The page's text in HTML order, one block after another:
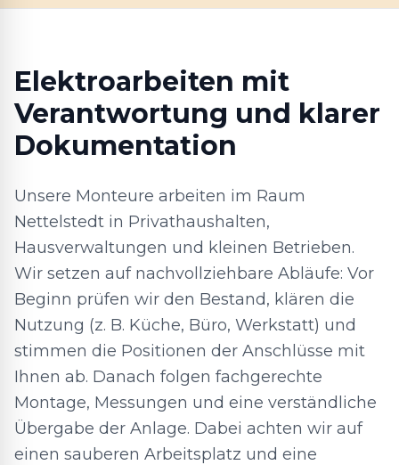
Elektroarbeiten mit
Verantwortung und klarer
Dokumentation
Unsere Monteure arbeiten im Raum
Nettelstedt in Privathaushalten,
Hausverwaltungen und kleinen Betrieben.
Wir setzen auf nachvollziehbare Abläufe: Vor
Beginn prüfen wir den Bestand, klären die
Nutzung (z. B. Küche, Büro, Werkstatt) und
stimmen die Positionen der Anschlüsse mit
Ihnen ab. Danach folgen fachgerechte
Montage, Messungen und eine verständliche
Übergabe der Anlage. Dabei achten wir auf
einen sauberen Arbeitsplatz und eine